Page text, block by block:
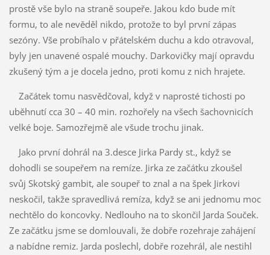
prostě vše bylo na straně soupeře. Jakou kdo bude mít
formu, to ale nevěděl nikdo, protože to byl první zápas
sezóny. Vše probíhalo v přátelském duchu a kdo otravoval,
byly jen unavené ospalé mouchy. Darkovičky mají opravdu
zkušený tým a je docela jedno, proti komu z nich hrajete.
Začátek tomu nasvědčoval, když v naprosté tichosti po
uběhnutí cca 30 – 40 min. rozhořely na všech šachovnicích
velké boje. Samozřejmě ale všude trochu jinak.
Jako první dohrál na 3.desce Jirka Pardy st., když se
dohodli se soupeřem na remíze. Jirka ze začátku zkoušel
svůj Skotský gambit, ale soupeř to znal a na špek Jirkovi
neskočil, takže spravedlivá remíza, když se ani jednomu moc
nechtělo do koncovky. Nedlouho na to skončil Jarda Souček.
Ze začátku jsme se domlouvali, že dobře rozehraje zahájení
a nabídne remiz. Jarda poslechl, dobře rozehrál, ale nestihl